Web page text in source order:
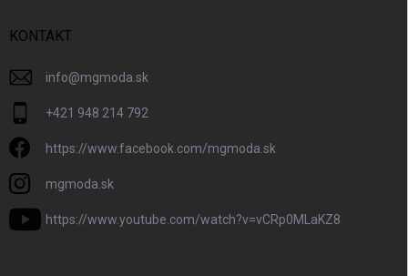
KONTAKT
info@mgmoda.sk
+421 948 214 792
https://www.facebook.com/mgmoda.sk
mgmoda.sk
https://www.youtube.com/watch?v=vCRp0MLaKZ8